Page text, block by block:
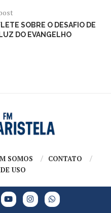
SOBRE O DESAFIO DE
DO EVANGELHO
SOMOS
CONTATO
USO